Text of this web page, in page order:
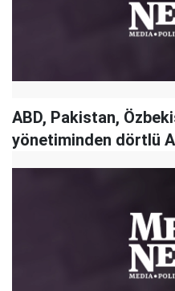
ABD, Pakistan,
yönetiminden dörtlü